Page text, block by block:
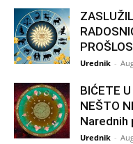
Urednik -
BIĆETE
NEŠTO
Narednih
Urednik -